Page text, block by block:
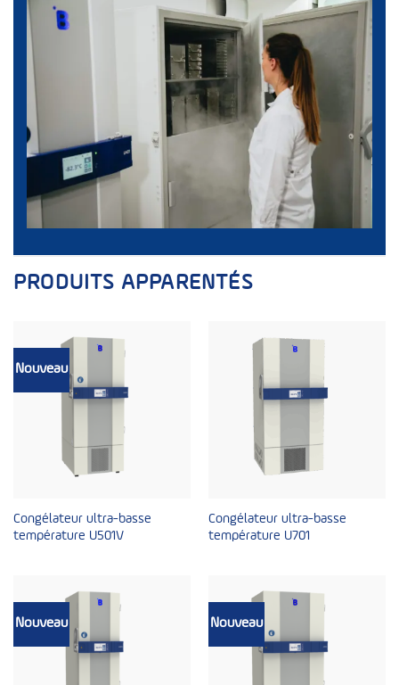
PRODUITS APPARENTÉS
Nouveau
Congélateur ultra-basse
température U501V
Congélateur ultra-basse
température U701
Nouveau Nouveau